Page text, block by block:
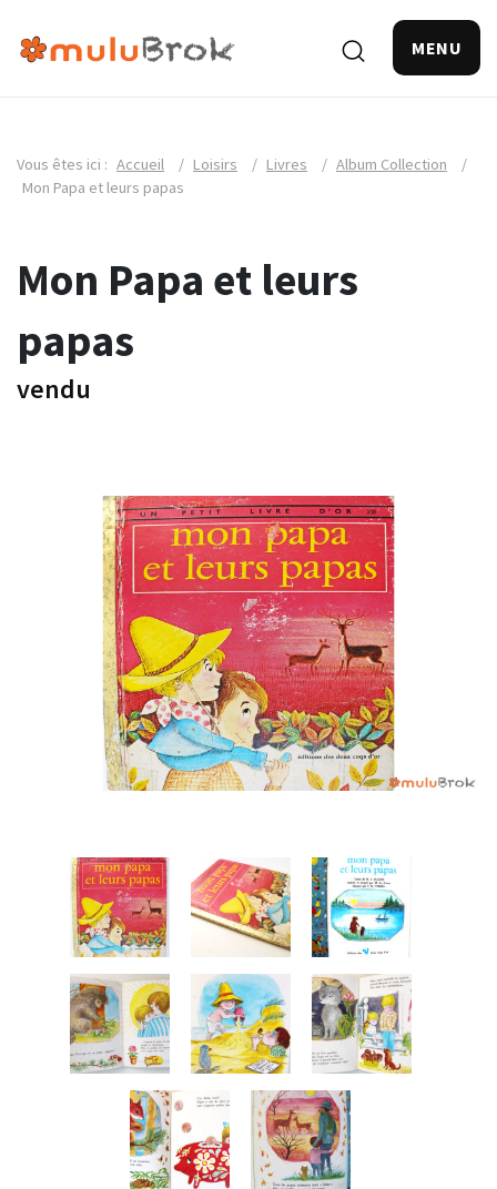
MENU
Vous êtes ici : Accueil / Loisirs / Livres / Album Collection
/
Mon Papa et leurs papas
Mon Papa et leurs
papas
vendu